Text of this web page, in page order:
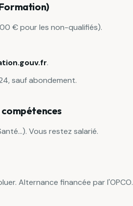
€ pour les non-qualifiés).
.
sauf abondement.
Vous restez salarié.
Alternance financée par l'OPCO.